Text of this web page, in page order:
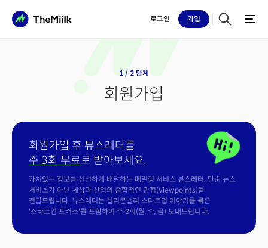
로그인 가입
1 / 2 단계
회원가입
회원가입 후 뷰스레터를
주 3회 무료로 받아보세요.
가치있는 정보를 신선하게 배달하는 메일링 서비스 뷰스레터. 단순 뉴스
서비스가 아닌 세상과 산업의 종합적인 관점(Viewpoints)을
전달드립니다. 뷰스레터는 실리콘밸리 스타트업 이야기를 묶은
'스타트업 포커스'를 포함하여 주 3회(월, 수, 금) 보내드립니다.